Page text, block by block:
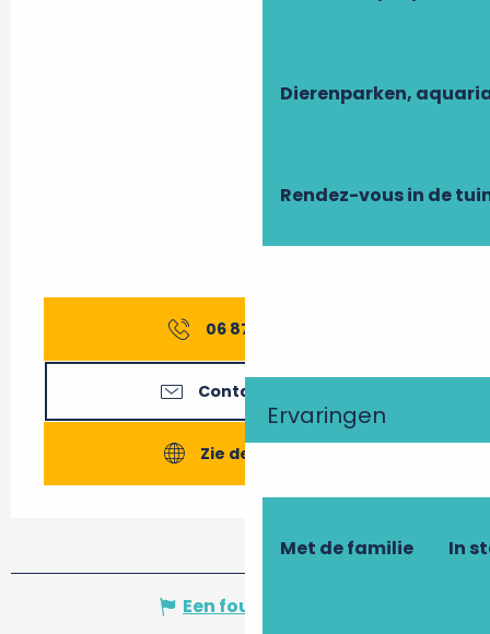
Dierenparken,
Rendez-vous in de
Ervaringen
Met de familie In
06 87 01 64
Contacteer ons
Zie de websites
Een fout melden